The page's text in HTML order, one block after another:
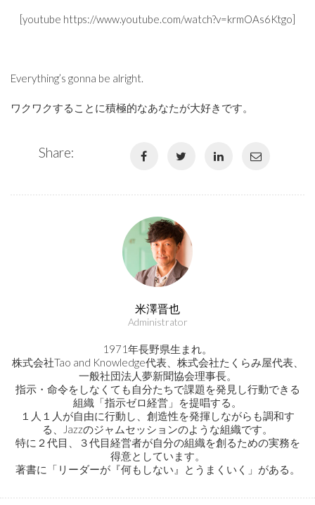
[youtube https://www.youtube.com/watch?v=krmOAs6Ktgo]
Everything’s gonna be alright.
ワクワクすることに積極的なあなたが大好きです。
Share:
米澤晋也
Administrator
1971年長野県生まれ。
株式会社Tao and Knowledge代表、株式会社たくらみ屋代表、
一般社団法人夢新聞協会理事長。
指示・命令をしなくても自分たちで課題を発見し行動できる
組織「指示ゼロ経営」を提唱する。
１人１人が自由に行動し、創造性を発揮しながらも調和す
る、Jazzのジャムセッションのような組織です。
特に２代目、３代目経営者が自分の組織を創るための実務を
得意としています。
著書に「リーダーが『何もしない』とうまくいく」がある。